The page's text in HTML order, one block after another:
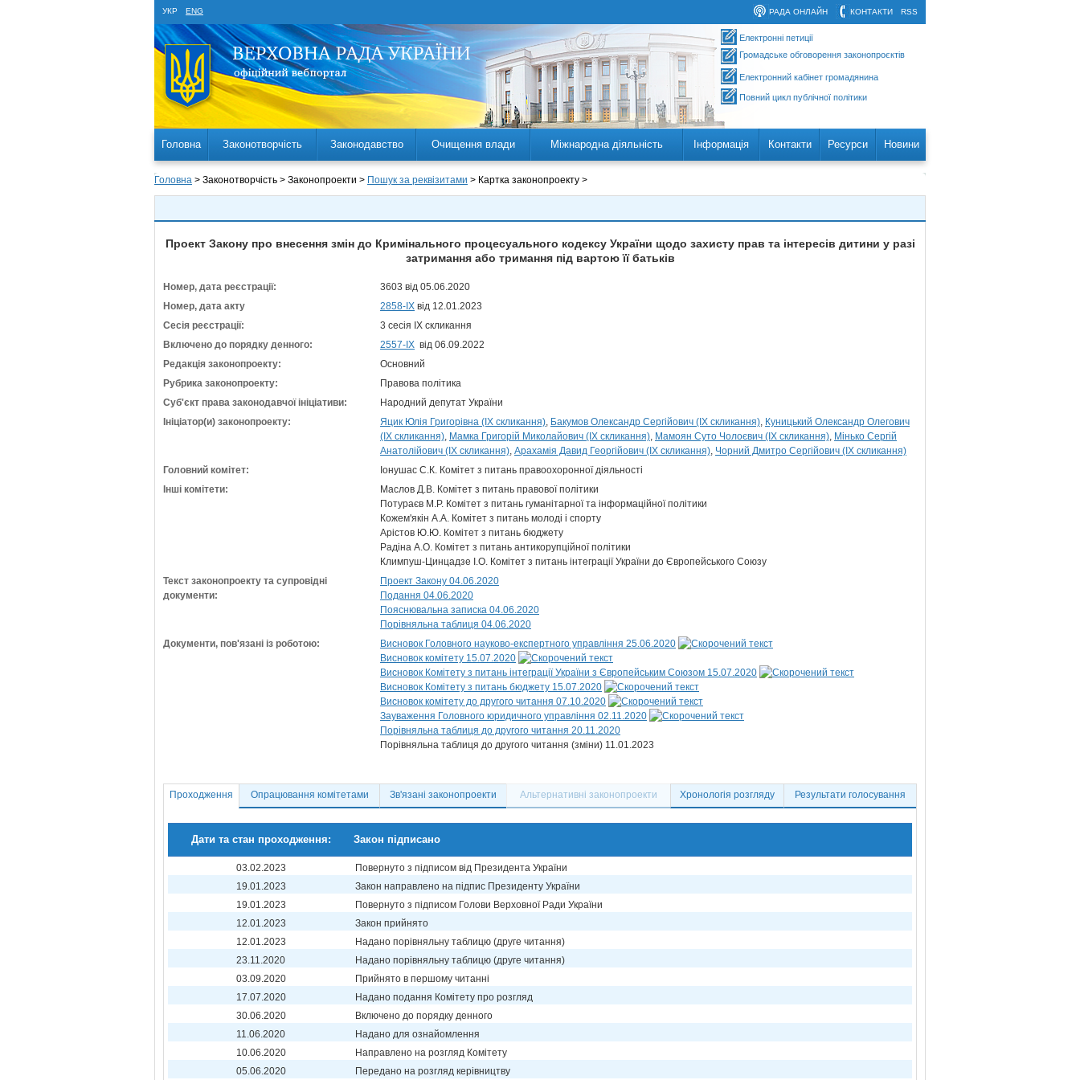
УКР ENG RSS
КОНТАКТИ
РАДА ОНЛАЙН
Електронні петиції
Громадське обговорення законопроєктів
Електронний кабінет громадянина
Повний цикл публічної політики
Головна Законотворчість Законодавство Очищення влади Міжнародна діяльність Інформація Контакти Ресурси Новини
Головна > Законотворчість > Законопроекти > Пошук за реквізитами > Картка законопроекту >
Проект Закону про внесення змін до Кримінального процесуального кодексу України щодо захисту прав та інтересів дитини у разі
затримання або тримання під вартою її батьків
Номер, дата реєстрації:
3603 від 05.06.2020
Номер, дата акту
2858-ІХ від 12.01.2023
Сесія реєстрації:
3 сесія IX скликання
Включено до порядку денного:
2557-ІХ від 06.09.2022
Редакція законопроекту:
Основний
Рубрика законопроекту:
Правова політика
Суб'єкт права законодавчої ініціативи:
Народний депутат України
Ініціатор(и) законопроекту:
Яцик Юлія Григорівна (IX скликання) Бакумов Олександр Сергійович (IX скликання) Куницький Олександр Олегович
(IX скликання) Мамка Григорій Миколайович (IX скликання) Мамоян Суто Чолоєвич (IX скликання) Мінько Сергій
Анатолійович (IX скликання) Арахамія Давид Георгійович (IX скликання) Чорний Дмитро Сергійович (IX скликання)
Головний комітет:
Іонушас С.К. Комітет з питань правоохоронної діяльності
Інші комітети:
Маслов Д.В. Комітет з питань правової політики
Потураєв М.Р. Комітет з питань гуманітарної та інформаційної політики
Кожем'якін А.А. Комітет з питань молоді і спорту
Арістов Ю.Ю. Комітет з питань бюджету
Радіна А.О. Комітет з питань антикорупційної політики
Климпуш-Цинцадзе І.О. Комітет з питань інтеграції України до Європейського Союзу
Текст законопроекту та супровідні
документи:
Проект Закону 04.06.2020
Подання 04.06.2020
Пояснювальна записка 04.06.2020
Порівняльна таблиця 04.06.2020
Документи, пов'язані із роботою:
Висновок Головного науково-експертного управління 25.06.2020
Висновок комітету 15.07.2020
Висновок Комітету з питань інтеграції України з Європейським Союзом 15.07.2020
Висновок Комітету з питань бюджету 15.07.2020
Висновок комітету до другого читання 07.10.2020
Зауваження Головного юридичного управління 02.11.2020
Порівняльна таблиця до другого читання 20.11.2020
Порівняльна таблиця до другого читання (зміни) 11.01.2023
Проходження Опрацювання комітетами Зв'язані законопроекти Альтернативні законопроекти Хронологія розгляду Результати голосування
Дати та стан проходження: Закон підписано
03.02.2023
Повернуто з підписом від Президента України
19.01.2023
Закон направлено на підпис Президенту України
19.01.2023
Повернуто з підписом Голови Верховної Ради України
12.01.2023
Закон прийнято
12.01.2023
Надано порівняльну таблицю (друге читання)
23.11.2020
Надано порівняльну таблицю (друге читання)
03.09.2020
Прийнято в першому читанні
17.07.2020
Надано подання Комітету про розгляд
30.06.2020
Включено до порядку денного
11.06.2020
Надано для ознайомлення
10.06.2020
Направлено на розгляд Комітету
05.06.2020
Передано на розгляд керівництву